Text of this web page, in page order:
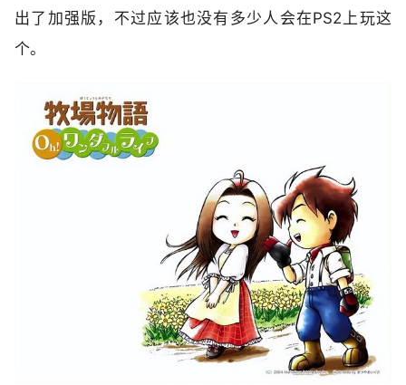
出了加强版，不过应该也没有多少人会在PS2上玩这
个。